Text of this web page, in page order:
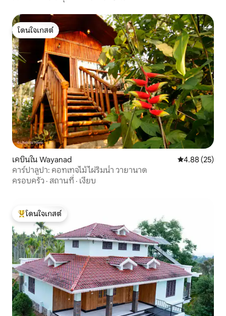
โดนใจเกสต์
โดนใจเกสต์
เคบินใน Wayanad คะแนนเฉลี่ย
4.88 (25)
คาร์ปาลูปา: คอทเทจไม้ไผ่ริมน้ำ วายานาด
ครอบครัว · สถานที่ · เงียบ
โดนใจเกสต์ที่สุด
โดนใจเกสต์